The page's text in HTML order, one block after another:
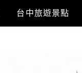
台中旅遊景點